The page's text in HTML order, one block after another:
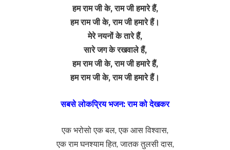
हम राम जी के, राम जी हमारे हैं,
हम राम जी के, राम जी हमारे हैं।
मेरे नयनों के तारे हैं,
सारे जग के रखवाले हैं,
हम राम जी के, राम जी हमारे हैं,
हम राम जी के, राम जी हमारे हैं।
सबसे लोकप्रिय भजन: राम को देखकर
एक भरोसो एक बल, एक आस विश्वास,
एक राम घनश्याम हित, जातक तुलसी दास,